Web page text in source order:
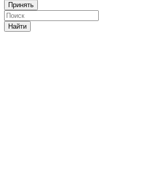
Принять
Найти